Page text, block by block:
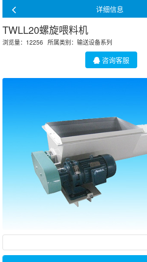
详细信息
TWLL20螺旋喂料机
浏览量：12256 所属类别： 输送设备系列
咨询客服